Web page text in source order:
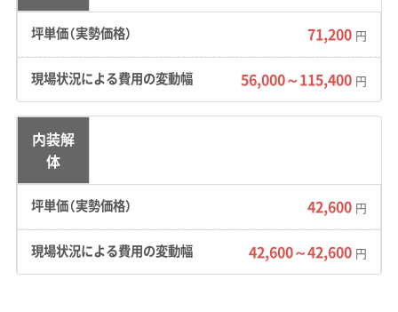
道路事情：特に市の北部（小路町、元町など）は、
昔の農地が一気に宅地になったため、当時の農
道やあぜ道がそのまま生活道路として使われて
いる場所が少なくありません。道幅が4メートル
未満の「狭あい道路」が迷路のように入り組んで
いるのが特徴です。
費用への影響：
狭い道のために重機やダンプト
ラックが現場に入れず、「手壊し」での解体や、一
輪車で廃材を運び出す「小運搬」という作業が必
須になるケースが多々あります。これが人件費
71,200 円
56,000～115,400 円
内装解
体
42,600 円
42,600～42,600 円